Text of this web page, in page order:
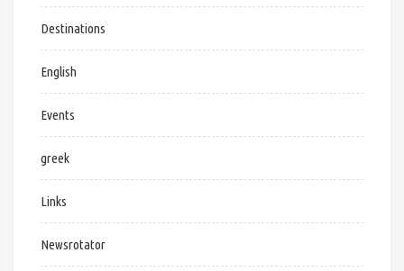
Destinations
English
Events
greek
Links
Newsrotator